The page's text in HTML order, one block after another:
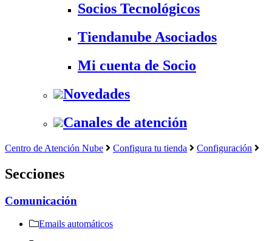
Socios Tecnológicos
Tiendanube Asociados
Mi cuenta de Socio
Novedades
Canales de atención
Centro de Atención Nube Configura tu tienda Configuración
Secciones
Comunicación
Emails automáticos